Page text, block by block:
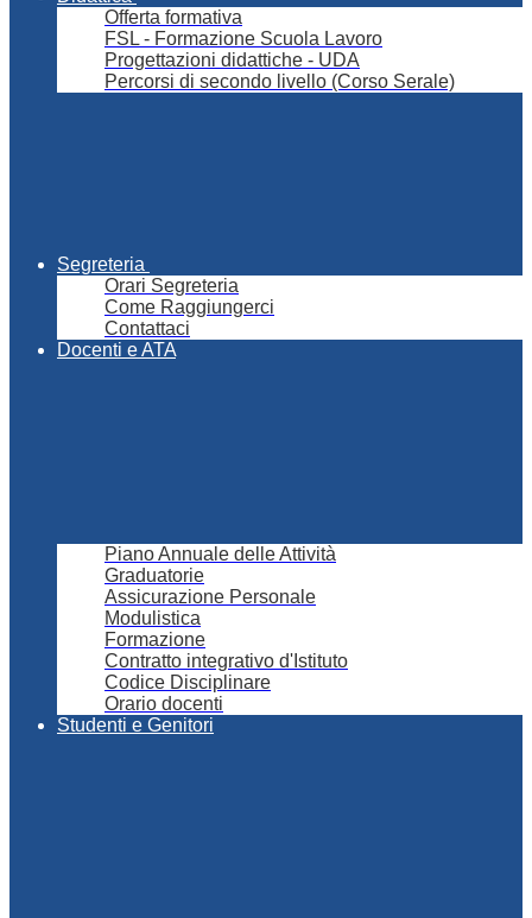
Offerta formativa
FSL - Formazione Scuola Lavoro
Progettazioni didattiche - UDA
Percorsi di secondo livello (Corso Serale)
Segreteria
Orari Segreteria
Come Raggiungerci
Contattaci
Docenti e ATA
Piano Annuale delle Attività
Graduatorie
Assicurazione Personale
Modulistica
Formazione
Contratto integrativo d'Istituto
Codice Disciplinare
Orario docenti
Studenti e Genitori